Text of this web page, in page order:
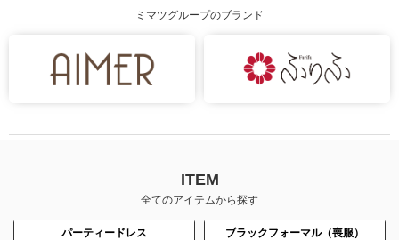
ミマツグループのブランド
ITEM
全てのアイテムから探す
パーティードレス ブラックフォーマル（喪服）